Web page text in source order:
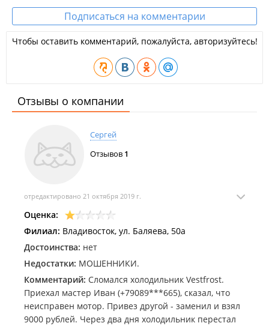
Подписаться на комментарии
Чтобы оставить комментарий, пожалуйста, авторизуйтесь!
Отзывы о компании
Сергей
Отзывов 1
отредактировано 21 октября 2019 г.
Оценка:
Филиал: Владивосток, ул. Баляева, 50а
Достоинства: нет
Недостатки: МОШЕННИКИ.
Комментарий: Сломался холодильник Vestfrost.
Приехал мастер Иван (+79089***665), сказал, что
неисправен мотор. Привез другой - заменил и взял
9000 рублей. Через два дня холодильник перестал